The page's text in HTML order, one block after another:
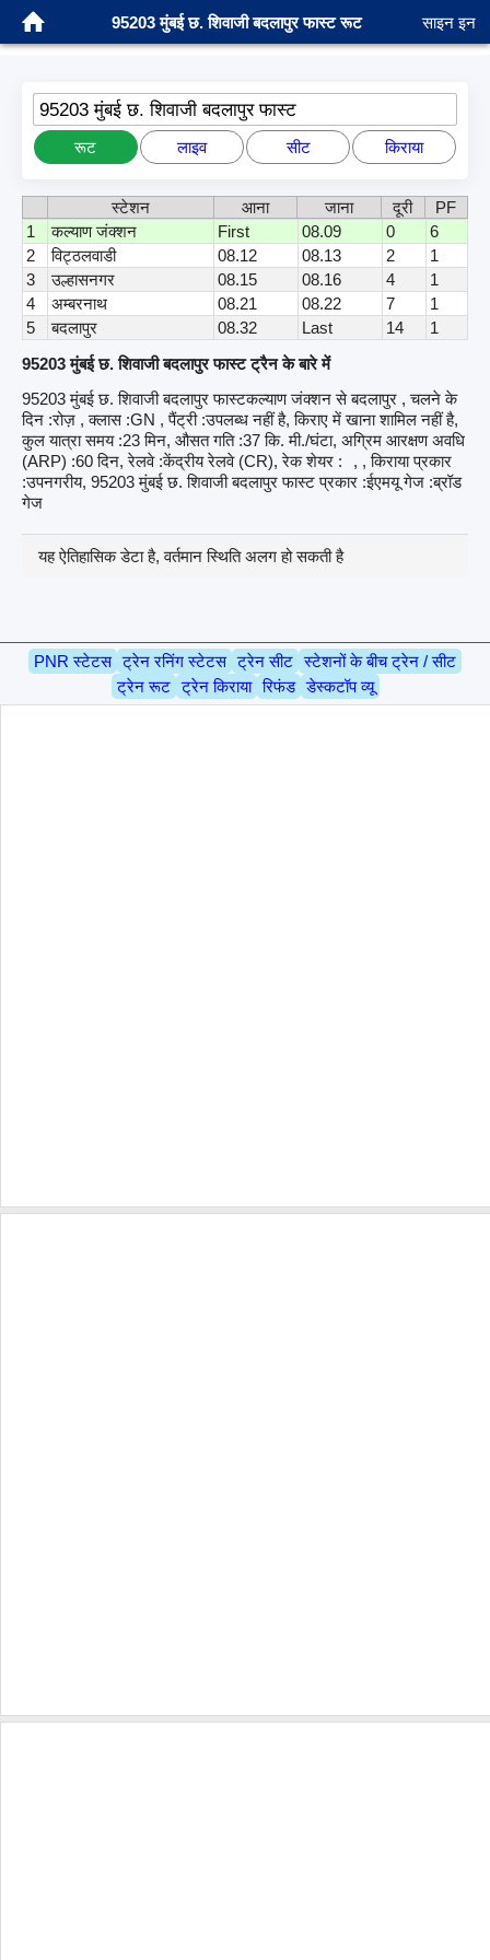
95203 मुंबई छ. शिवाजी बदलापुर फास्ट रूट साइन इन
95203 मुंबई छ. शिवाजी बदलापुर फास्ट
रूट लाइव सीट किराया
स्टेशन आना जाना दूरी
PF
1
कल्याण जंक्शन First 08.09 0
6
2
विट्ठलवाडी 08.12 08.13 2
1
3
उल्हासनगर 08.15 08.16 4
1
4
अम्बरनाथ 08.21 08.22 7
1
5
बदलापुर 08.32 Last 14
1
95203 मुंबई छ. शिवाजी बदलापुर फास्ट ट्रैन के बारे में
95203 मुंबई छ. शिवाजी बदलापुर फास्टकल्याण जंक्शन से बदलापुर , चलने के
दिन :रोज़ , क्लास :GN , पैंट्री :उपलब्ध नहीं है, किराए में खाना शामिल नहीं है,
कुल यात्रा समय :23 मिन, औसत गति :37 कि. मी./घंटा, अग्रिम आरक्षण अवधि
(ARP) :60 दिन, रेलवे :केंद्रीय रेलवे (CR), रेक शेयर :
, , किराया प्रकार
:उपनगरीय, 95203 मुंबई छ. शिवाजी बदलापुर फास्ट प्रकार :ईएमयू गेज :ब्रॉड
गेज
यह ऐतिहासिक डेटा है, वर्तमान स्थिति अलग हो सकती है
PNR स्टेटस ट्रेन रनिंग स्टेटस ट्रेन सीट स्टेशनों के बीच ट्रेन / सीट
ट्रेन रूट ट्रेन किराया रिफंड डेस्कटॉप व्यू